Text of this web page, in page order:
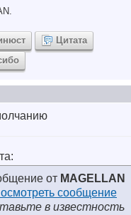
Цитата
от MAGELLAN
в известность